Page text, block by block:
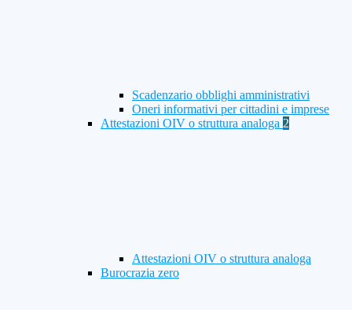
Scadenzario obblighi amministrativi
Oneri informativi per cittadini e imprese
Attestazioni OIV o struttura analoga 2
Attestazioni OIV o struttura analoga
Burocrazia zero